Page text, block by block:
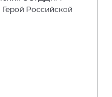
Российской